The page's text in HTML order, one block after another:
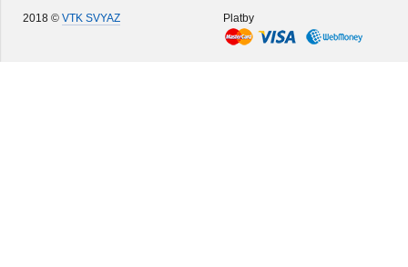
2018 © VTK SVYAZ Platby